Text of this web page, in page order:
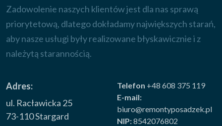
Zadowolenie naszych klientów jest dla nas sprawą
priorytetową, dlatego dokładamy największych starań,
aby nasze usługi były realizowane błyskawicznie i z
należytą starannością.
Adres:
ul. Racławicka 25
73-110 Stargard
Telefon +48 608 375 119
E-mail:
biuro@remontyposadzek.pl
NIP:8542076802